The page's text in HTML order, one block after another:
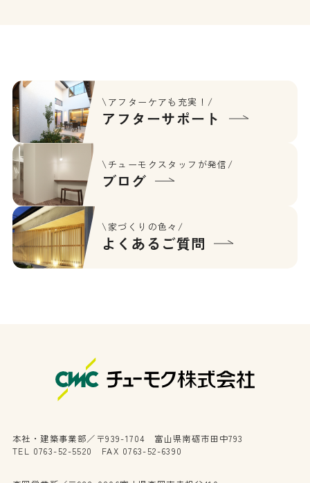
\アフターケアも充実！/
アフターサポート
\チューモクスタッフが発信/
ブログ
\家づくりの色々/
よくあるご質問
本社・建築事業部／〒939-1704 富山県南砺市田中793
TEL 0763-52-5520 FAX 0763-52-6390